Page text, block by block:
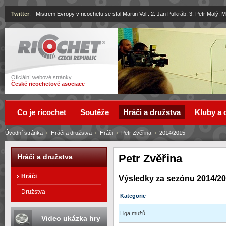
Ricochet
Oficiální webové stránky
České ricochetové asociace
Twitter: Mistrem Evropy v ricochetu se stal Martin Volf. 2. Jan Pulkráb, 3. Petr Malý.
Petr Zvěřina
Výsledky za sezónu 2014/
Kategorie
Liga mužů
Úvodní stránka › Hráči a družstva › Hráči › Petr Zvěřina › 2014/2015
Co je ricochet Soutěže Hráči a družstva Kluby a
Hráči a družstva
Hráči
Družstva
Video ukázka hry